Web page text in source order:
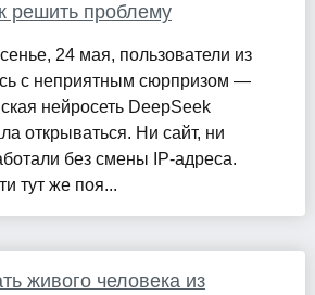
решить проблему
24 мая, пользователи из
с неприятным сюрпризом —
нейросеть DeepSeek
открываться. Ни сайт, ни
без смены IP-адреса.
тут же поя...
живого человека из